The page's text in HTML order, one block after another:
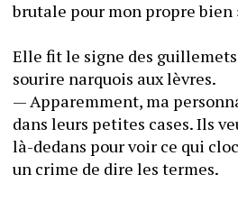
Elle fit le signe des guillemets
sourire narquois aux lèvres.
— Apparemment, ma
dans leurs petites cases. Ils
là-dedans pour voir ce qui
un crime de dire les termes.